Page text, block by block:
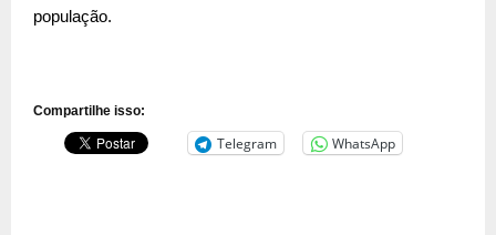
população.
Compartilhe isso:
Telegram WhatsApp